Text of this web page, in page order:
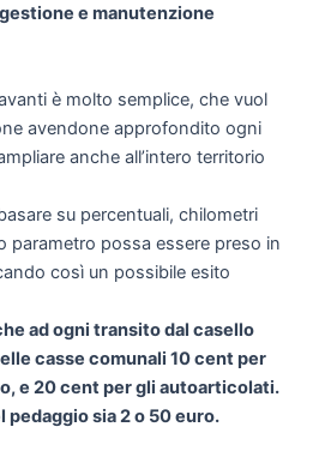
e manutenzione
è molto semplice, che vuol
avendone approfondito ogni
anche all’intero territorio
su percentuali, chilometri
parametro possa essere preso in
così un possibile esito
ad ogni transito dal casello
casse comunali 10 cent per
e 20 cent per gli autoarticolati.
pedaggio sia 2 o 50 euro.